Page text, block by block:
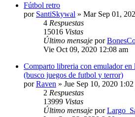
Fútbol retro
por SantiSkywal » Mar Sep 01,
4 Respuestas
15016 Vistas
Último mensaje por
Vie Oct 09, 2020 12:08 am
Comparto libreria con emulador en
(busco juegos de futbol y terror)
porRaven » Jue Sep 10, 2020
2 Respuestas
13999 Vistas
Último mensaje por